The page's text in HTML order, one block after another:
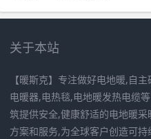
关于本站
【暖斯克】专注做好电地暖,自
电暖器,电热毯,电地暖发热电缆
筑提供安全,健康舒适的电地暖
方案和服务,为全球客户创造可